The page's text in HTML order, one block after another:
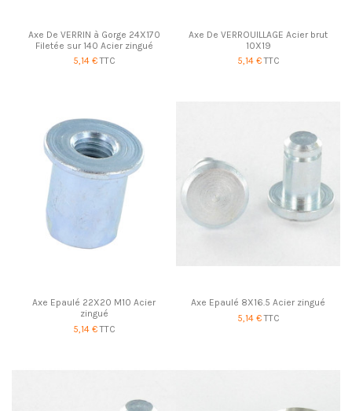
Axe De VERRIN à Gorge 24X170
Filetée sur 140 Acier zingué
5,14 €TTC
Axe De VERROUILLAGE Acier brut
10X19
5,14 €TTC
Axe Epaulé 22X20 M10 Acier
zingué
5,14 €TTC
Axe Epaulé 8X16.5 Acier zingué
5,14 €TTC